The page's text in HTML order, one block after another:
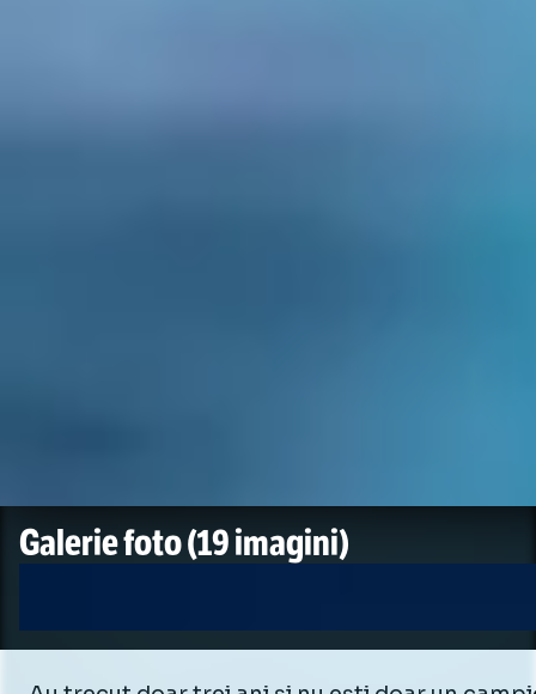
Galerie foto(19 imagini)